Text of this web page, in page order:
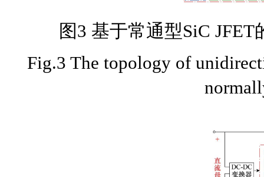
图3 基于常通型SiC
Fig.3 The topology of